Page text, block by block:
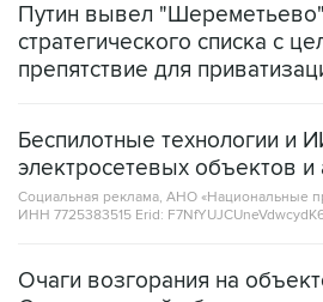
Путин вывел
стратегического списка с
препятствие для
Беспилотные технологии и
электросетевых объектов и
Социальная реклама, АНО «Национальные
ИНН 7725383515 Erid:
Очаги возгорания на